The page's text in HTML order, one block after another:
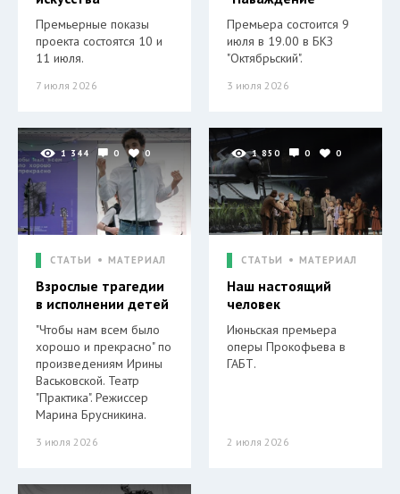
Премьерные показы
проекта состоятся 10 и
11 июля.
7 июля 2026
Премьера состоится 9
июля в 19.00 в БКЗ
"Октябрьский".
3 июля 2026
1 344 0 0
СТАТЬИ МАТЕРИАЛ
Взрослые трагедии
в исполнении детей
"Чтобы нам всем было
хорошо и прекрасно" по
произведениям Ирины
Васьковской. Театр
"Практика". Режиссер
Марина Брусникина.
3 июля 2026
1 850 0 0
СТАТЬИ МАТЕРИАЛ
Наш настоящий
человек
Июньская премьера
оперы Прокофьева в
ГАБТ.
2 июля 2026